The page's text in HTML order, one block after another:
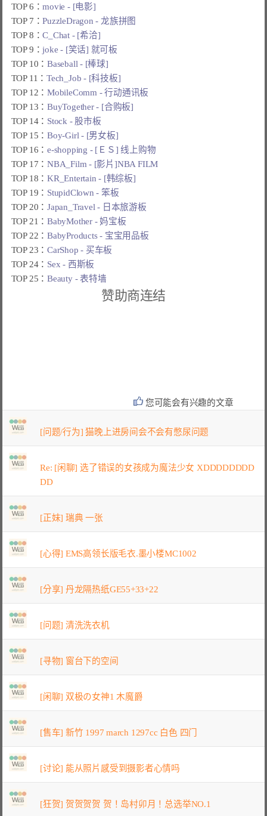
TOP 6：movie - [电影]
TOP 7：PuzzleDragon - 龙族拼图
TOP 8：C_Chat - [希洽]
TOP 9：joke - [笑话] 就可板
TOP 10：Baseball - [棒球]
TOP 11：Tech_Job - [科技板]
TOP 12：MobileComm - 行动通讯板
TOP 13：BuyTogether - [合购板]
TOP 14： Stock - 股市板
TOP 15：Boy-Girl - [男女板]
TOP 16：e-shopping - [ＥＳ] 线上购物
TOP 17：NBA_Film - [影片]NBA FILM
TOP 18：KR_Entertain - [韩综板]
TOP 19： StupidClown - 笨板
TOP 20：Japan_Travel - 日本旅游板
TOP 21：BabyMother - 妈宝板
TOP 22：BabyProducts - 宝宝用品板
TOP 23：CarShop - 买车板
TOP 24： Sex - 西斯板
TOP 25：Beauty - 表特墙
赞助商连结
您可能会有兴趣的文章
[问题/行为] 猫晚上进房间会不会有憋尿问题
Re: [闲聊] 选了错误的女孩成为魔法少女 XDDDDDDDD
DD
[正妹] 瑞典 一张
[心得] EMS高领长版毛衣.墨小楼MC1002
[分享] 丹龙隔热纸GE55+33+22
[问题] 清洗洗衣机
[寻物] 窗台下的空间
[闲聊] 双极の女神1 木魔爵
[售车] 新竹 1997 march 1297cc 白色 四门
[讨论] 能从照片感受到摄影者心情吗
[狂贺] 贺贺贺贺 贺！岛村卯月！总选举NO.1